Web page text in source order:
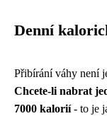
Denní
Přibírání váhy není
Chcete-li nabrat
7000 kalorií- to je